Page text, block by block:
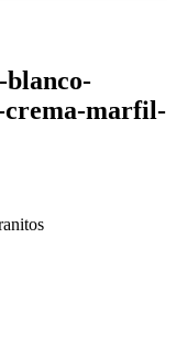
blanco-
marfil-